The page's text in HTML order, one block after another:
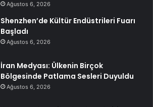
Ağustos 6, 2026
Shenzhen’de Kültür Endüstrileri Fuarı
Başladı
Ağustos 6, 2026
İran Medyası: Ülkenin Birçok
Bölgesinde Patlama Sesleri Duyuldu
Ağustos 6, 2026